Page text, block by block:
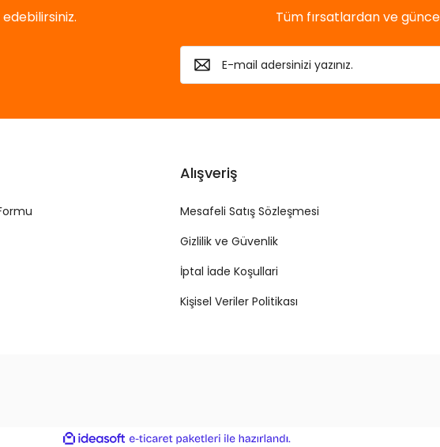
Tüm fırsatlardan ve
Alışveriş
Mesafeli Satış Sözleşmesi
Gizlilik ve Güvenlik
İptal İade Koşullari
Kişisel Veriler Politikası
ideasoft e-